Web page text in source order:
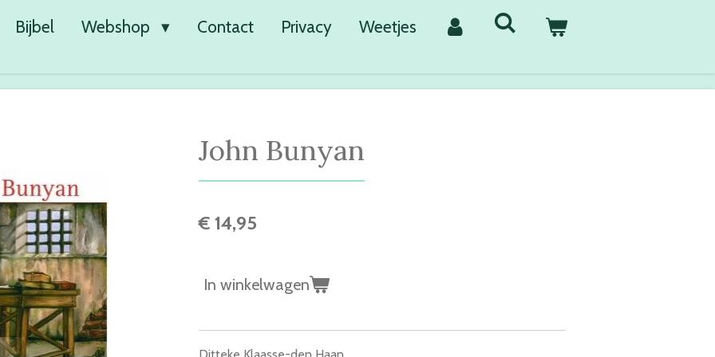
Bijbel Webshop Contact Privacy Weetjes
John Bunyan
€ 14,95
In winkelwagen